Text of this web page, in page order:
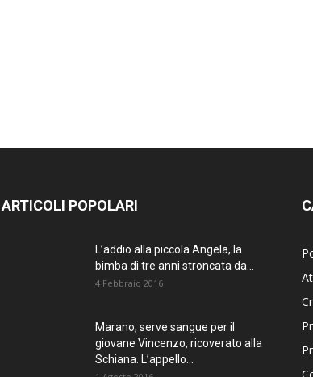
ARTICOLI POPOLARI
L’addio alla piccola Angela, la
bimba di tre anni stroncata da...
4 Febbraio 2016
Marano, serve sangue per il
giovane Vincenzo, ricoverato alla
Schiana. L’appello...